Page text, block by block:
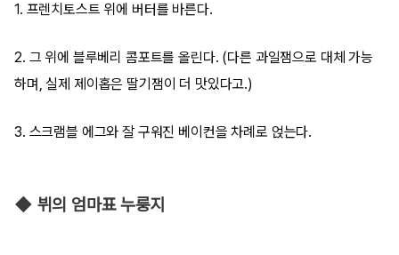
1. 프렌치토스트 위에 버터를 바른다.
2. 그 위에 블루베리 콤포트를 올린다. (다른 과일잼으로 대체 가능
하며, 실제 제이홉은 딸기잼이 더 맛있다고.)
3. 스크램블 에그와 잘 구워진 베이컨을 차례로 얹는다.
◆ 뷔의 엄마표 누룽지